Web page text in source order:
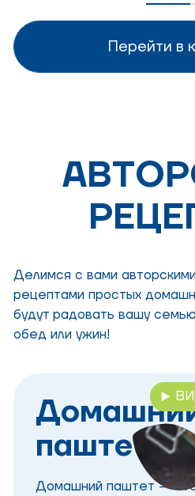
Перейти в
Делимся с вами
рецептами простых
будут радовать вашу
обед или ужин!
паштет
Домашний паштет — это